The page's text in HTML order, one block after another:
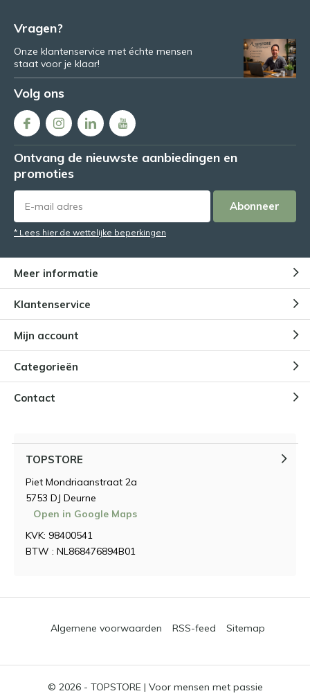
Vragen?
Onze klantenservice met échte mensen
staat voor je klaar!
Volg ons
Ontvang de nieuwste aanbiedingen en
promoties
Abonneer
* Lees hier de wettelijke beperkingen
Meer informatie
Klantenservice
Mijn account
Categorieën
Contact
TOPSTORE
Piet Mondriaanstraat 2a
5753 DJ Deurne
Open in Google Maps
KVK: 98400541
BTW : NL868476894B01
© 2026 - TOPSTORE | Voor mensen met passie
Algemene voorwaarden RSS-feed Sitemap